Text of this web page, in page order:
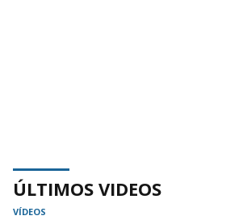
ÚLTIMOS VIDEOS
VÍDEOS